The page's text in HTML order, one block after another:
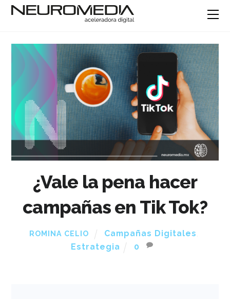
¿Vale la pena hacer
campañas en Tik Tok?
ROMINA CELIO Campañas Digitales
Estrategia
0